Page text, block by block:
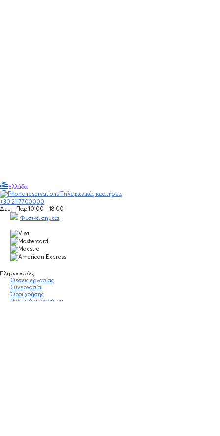
Ελλάδα
Τηλεφωνικές κρατήσεις
+30 2117700000
Δευ - Παρ 10:00 - 18:00
Φυσικά σημεία
Πληροφορίες
Θέσεις εργασίας
Συνεργασία
Όροι χρήσης
Πολιτική απορρήτου